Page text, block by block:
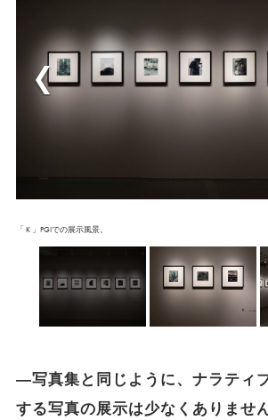
「 K 」PGIでの展示風景。
―写真集と同じように、ナラティ
する写真の展示は少なくありませ